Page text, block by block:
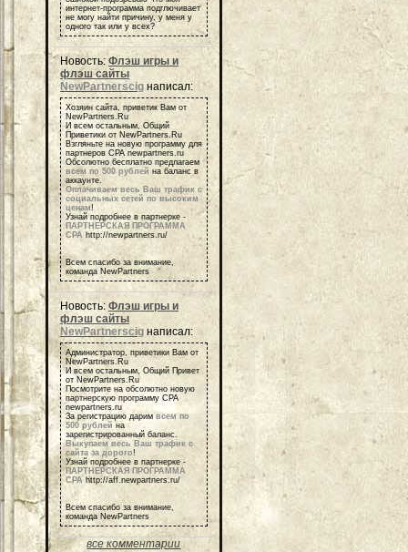
интернет-программа подглючивает
не могу найти причину, у меня у
одного так или у всех?
Новость: Флэш игры и
флэш сайты
NewPartnerscig написал:
Хозяин сайта, приветик Вам от
NewPartners.Ru
И всем остальным, Общий
Приветики от NewPartners.Ru
Взгляньте на новую программу для
партнеров СРА newpartners.ru
Обсолютно бесплатно предлагаем
всем по 500 рублей на баланс в
аккаунте.
Оплачиваем весь Ваш трафик с
социальных сетей по высоким
ценам!
Узнай подробнее в партнерке -
ПАРТНЕРСКАЯ ПРОГРАММА
СРА http://newpartners.ru/
Всем спасибо за внимание,
команда NewPartners
Новость: Флэш игры и
флэш сайты
NewPartnerscig написал:
Администратор, приветики Вам от
NewPartners.Ru
И всем остальным, Общий Привет
от NewPartners.Ru
Посмотрите на обсолютно новую
партнерскую программу СРА
newpartners.ru
За регистрацию даримвсем по
500 рублей на
зарегистрированный баланс.
Выкупаем весь Ваш трафик с
сайта за дорого!
Узнай подробнее в партнерке -
ПАРТНЕРСКАЯ ПРОГРАММА
СРА http://aff.newpartners.ru/
Всем спасибо за внимание,
команда NewPartners
все комментарии